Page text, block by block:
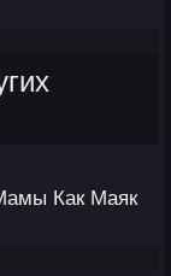
Как Маяк